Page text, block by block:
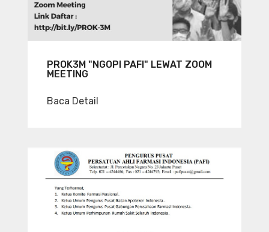
PROK3M "NGOPI PAFI" LEWAT ZOOM
MEETING
Baca Detail